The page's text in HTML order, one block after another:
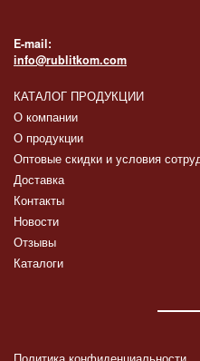
E-mail:
info@rublitkom.com
КАТАЛОГ ПРОДУКЦИИ
О компании
О продукции
Оптовые скидки и условия
Доставка
Контакты
Новости
Отзывы
Каталоги